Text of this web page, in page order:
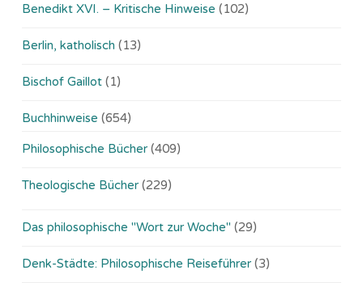
Benedikt XVI. – Kritische Hinweise (102)
Berlin, katholisch (13)
Bischof Gaillot (1)
Buchhinweise (654)
Philosophische Bücher (409)
Theologische Bücher (229)
Das philosophische "Wort zur Woche" (29)
Denk-Städte: Philosophische Reiseführer (3)